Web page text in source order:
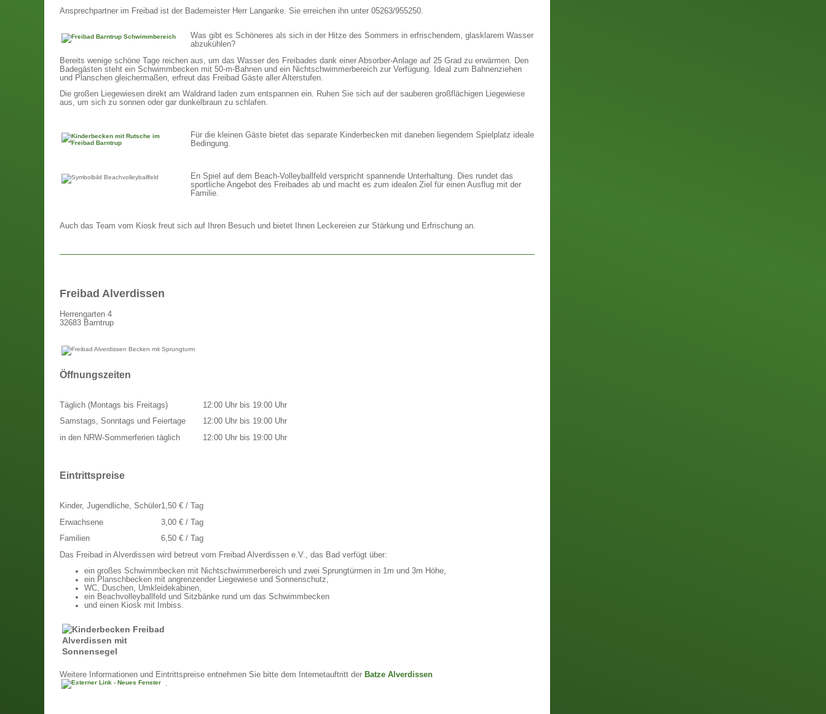
Ansprechpartner im Freibad ist der Bademeister Herr Langanke. Sie erreichen ihn unter 05263/955250.
Was gibt es Schöneres als sich in der Hitze des Sommers in erfrischendem, glasklarem Wasser
abzukühlen?
Bereits wenige schöne Tage reichen aus, um das Wasser des Freibades dank einer Absorber-Anlage auf 25 Grad zu erwärmen. Den
Badegästen steht ein Schwimmbecken mit 50-m-Bahnen und ein Nichtschwimmerbereich zur Verfügung. Ideal zum Bahnenziehen
und Planschen gleichermaßen, erfreut das Freibad Gäste aller Alterstufen.
Die großen Liegewiesen direkt am Waldrand laden zum entspannen ein. Ruhen Sie sich auf der sauberen großflächigen Liegewiese
aus, um sich zu sonnen oder gar dunkelbraun zu schlafen.
Für die kleinen Gäste bietet das separate Kinderbecken mit daneben liegendem Spielplatz ideale
Bedingung.
En Spiel auf dem Beach-Volleyballfeld verspricht spannende Unterhaltung. Dies rundet das
sportliche Angebot des Freibades ab und macht es zum idealen Ziel für einen Ausflug mit der
Familie.
Auch das Team vom Kiosk freut sich auf Ihren Besuch und bietet Ihnen Leckereien zur Stärkung und Erfrischung an.
Freibad Alverdissen
Herrengarten 4
32683 Barntrup
Öffnungszeiten
Täglich (Montags bis Freitags)
Samstags, Sonntags und Feiertage
in den NRW-Sommerferien täglich
12:00 Uhr bis 19:00 Uhr
12:00 Uhr bis 19:00 Uhr
12:00 Uhr bis 19:00 Uhr
Eintrittspreise
Kinder, Jugendliche, Schüler
Erwachsene
Familien
1,50 € / Tag
3,00 € / Tag
6,50 € / Tag
Das Freibad in Alverdissen wird betreut vom Freibad Alverdissen e.V., das Bad verfügt über:
ein großes Schwimmbecken mit Nichtschwimmerbereich und zwei Sprungtürmen in 1m und 3m Höhe,
ein Planschbecken mit angrenzender Liegewiese und Sonnenschutz,
WC, Duschen, Umkleidekabinen,
ein Beachvolleyballfeld und Sitzbänke rund um das Schwimmbecken
und einen Kiosk mit Imbiss.
Weitere Informationen und Eintrittspreise entnehmen Sie bitte dem Internetauftritt der Batze Alverdissen
.